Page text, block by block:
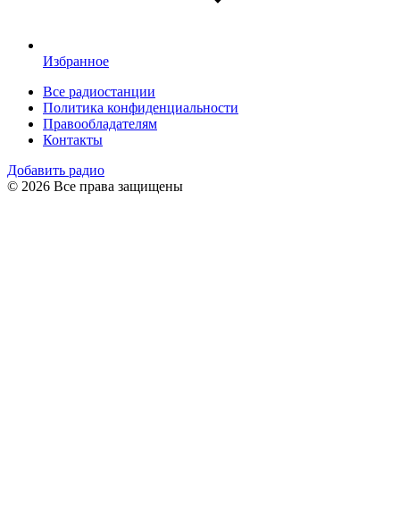
Избранное
Все радиостанции
Политика конфиденциальности
Правообладателям
Контакты
Добавить радио
© 2026 Все права защищены